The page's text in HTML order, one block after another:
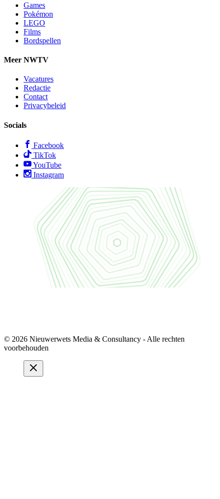
Games
Pokémon
LEGO
Films
Bordspellen
Meer NWTV
Vacatures
Redactie
Contact
Privacybeleid
Socials
Facebook
TikTok
YouTube
Instagram
© 2026 Nieuwerwets Media & Consultancy - Alle rechten
voorbehouden